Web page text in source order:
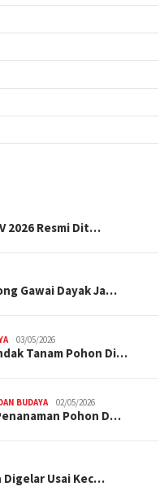
2026 Resmi Dit…
Gawai Dayak Ja…
03/05/2026
Tanam Pohon Di…
BUDAYA 02/05/2026
Pohon D…
Digelar Usai Kec…